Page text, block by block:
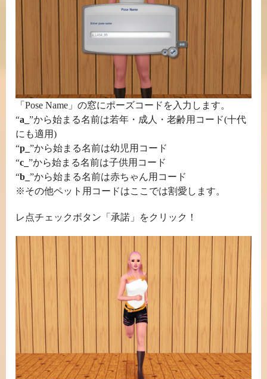
「Pose Name」の窓にポーズコードを入力します。
“a_ ”から始まる名前は若年・成人・老齢用コード(十代
にも適用)
“p_ ”から始まる名前は幼児用コード
“c_ ”から始まる名前は子供用コード
“b_ ”から始まる名前は赤ちゃん用コード
※その他ペット用コードはここでは割愛します。
レ点チェックボタン「承諾」をクリック！